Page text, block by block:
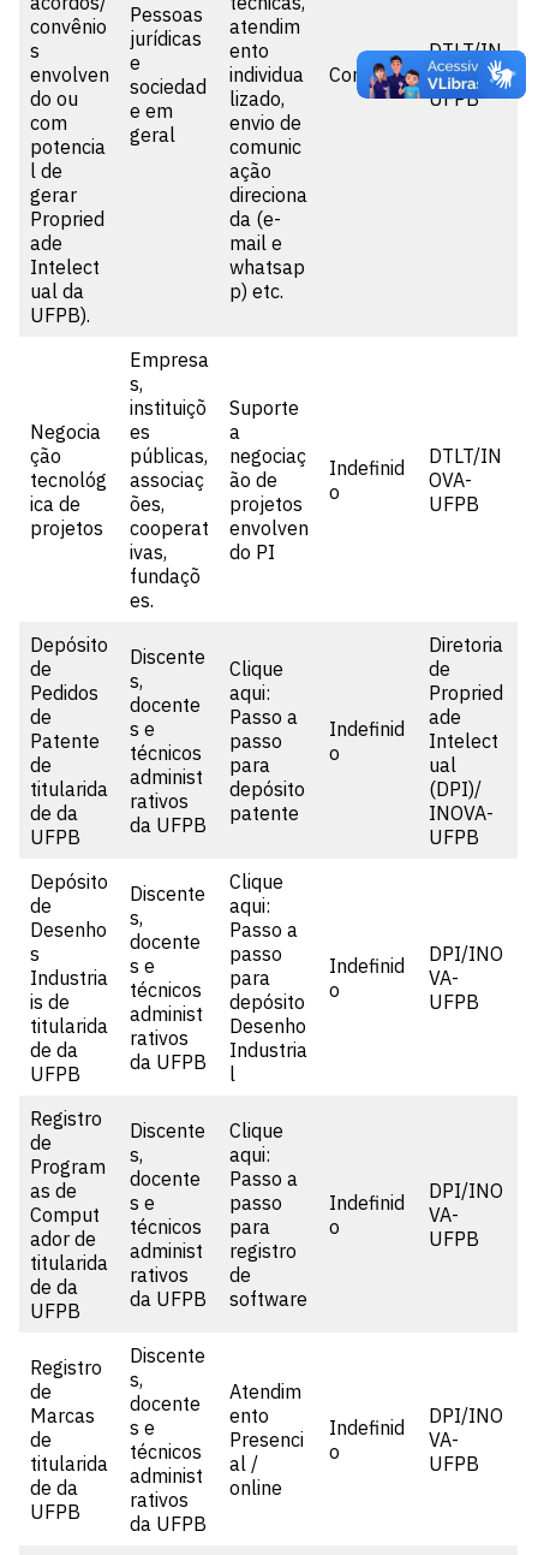
convênio
s
envolven
do ou
com
potencia
l de
gerar
Propried
ade
Intelect
ual da
UFPB).
Pessoas
jurídicas
e
sociedad
e em
geral
atendim
ento
individua
lizado,
envio de
comunic
ação
direciona
da (e-
mail e
whatsap
p) etc.
Contínuo
DTLT/IN
OVA-
UFPB
Negocia
ção
tecnológ
ica de
projetos
Empresa
s,
instituiçõ
es
públicas,
associaç
ões,
cooperat
ivas,
fundaçõ
es.
Suporte
a
negociaç
ão de
projetos
envolven
do PI
Indefinid
o
DTLT/IN
OVA-
UFPB
Depósito
de
Pedidos
de
Patente
de
titularida
de da
UFPB
Discente
s,
docente
s e
técnicos
administ
rativos
da UFPB
Clique
aqui:
Passo a
passo
para
depósito
patente
Indefinid
o
Diretoria
de
Propried
ade
Intelect
ual
(DPI)/
INOVA-
UFPB
Depósito
de
Desenho
s
Industria
is de
titularida
de da
UFPB
Discente
s,
docente
s e
técnicos
administ
rativos
da UFPB
Clique
aqui:
Passo a
passo
para
depósito
Desenho
Industria
l
Indefinid
o
DPI/INO
VA-
UFPB
Registro
de
Program
as de
Comput
ador de
titularida
de da
UFPB
Discente
s,
docente
s e
técnicos
administ
rativos
da UFPB
Clique
aqui:
Passo a
passo
para
registro
de
software
Indefinid
o
DPI/INO
VA-
UFPB
Registro
de
Marcas
de
titularida
de da
UFPB
Discente
s,
docente
s e
técnicos
administ
rativos
da UFPB
Atendim
ento
Presenci
al /
online
Indefinid
o
DPI/INO
VA-
UFPB